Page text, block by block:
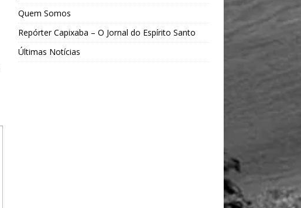
Quem Somos
Repórter Capixaba – O Jornal do Espírito Santo
Últimas Notícias